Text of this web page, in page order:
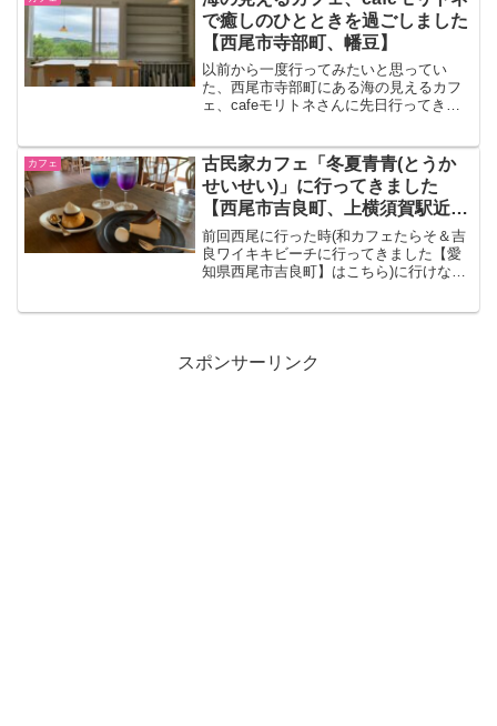
ご紹介したいと思います。...
で癒しのひとときを過ごしました
【西尾市寺部町、幡豆】
以前から一度行ってみたいと思ってい
た、西尾市寺部町にある海の見えるカフ
ェ、cafeモリトネさんに先日行ってきま
つ丁寧にドリップした珈琲を頂けるお店
です。美味しいスコーン...
カフェ
古民家カフェ「冬夏青青(とうか
せいせい)」に行ってきました
【西尾市吉良町、上横須賀駅近
く】
前回西尾に行った時(和カフェたらそ＆吉
良ワイキキビーチに行ってきました【愛
知県西尾市吉良町】はこちら)に行けなか
スポンサーリンク